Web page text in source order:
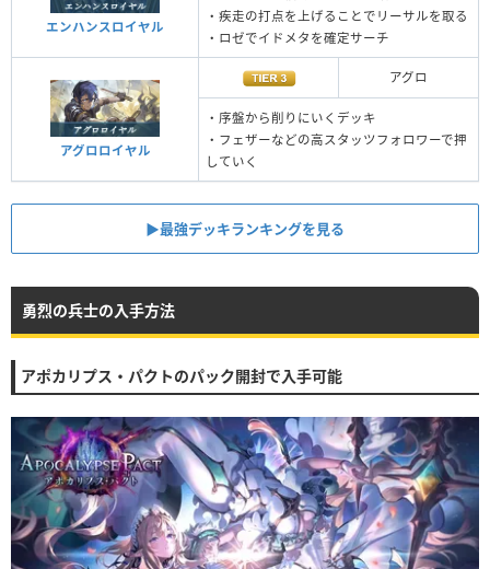
エンハンスロイヤル
・疾走の打点を上げることでリーサルを取る
・ロゼでイドメタを確定サーチ
アグロロイヤル
アグロ
・序盤から削りにいくデッキ
・フェザーなどの高スタッツフォロワーで押
していく
▶︎最強デッキランキングを見る
勇烈の兵士の入手方法
アポカリプス・パクトのパック開封で入手可能